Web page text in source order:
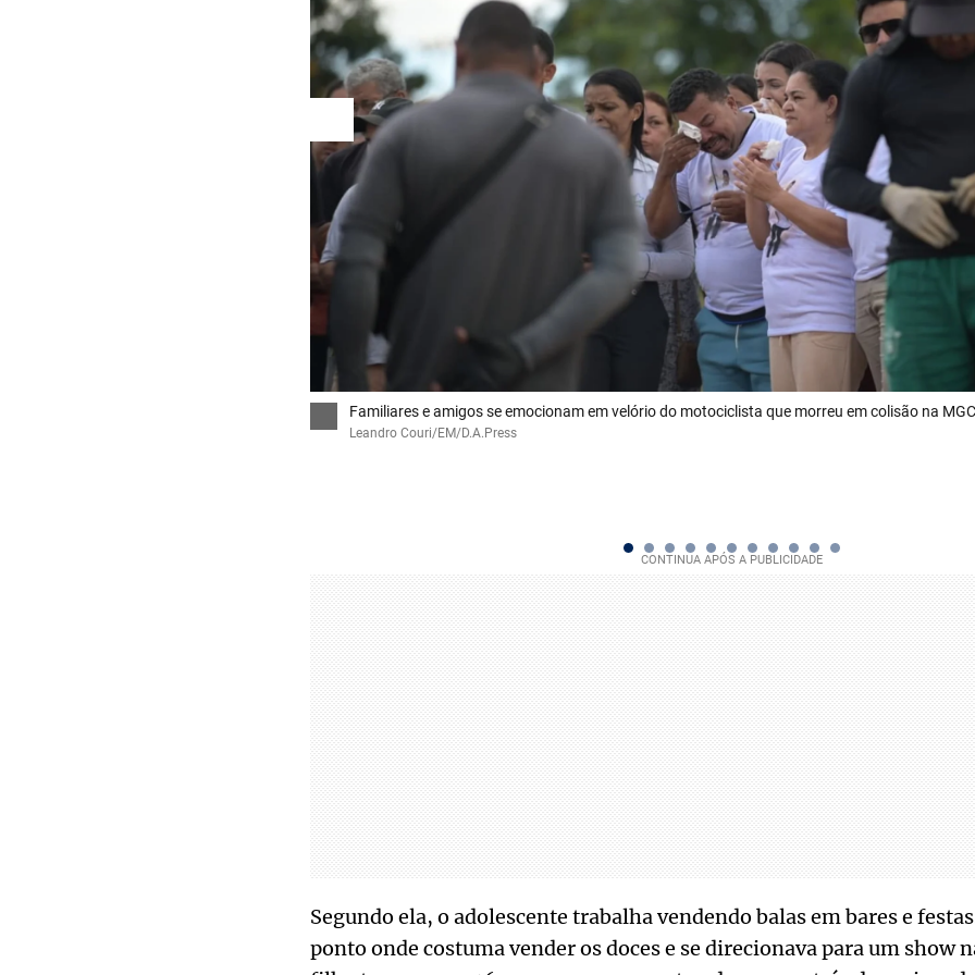
Familiares e amigos se emocionam em velório do motociclista que morreu em colisão na
Leandro Couri/EM/D.A.Press
Segundo ela, o adolescente trabalha vendendo balas em bares e
ponto onde costuma vender os doces e se direcionava para um show